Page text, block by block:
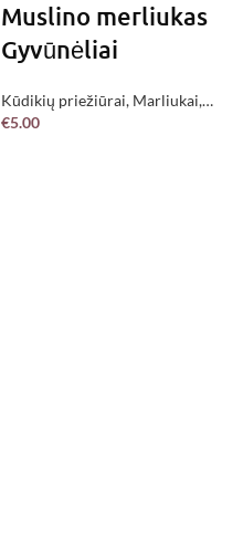
Muslino merliukas
Gyvūnėliai
Kūdikių priežiūrai, Marliukai,
Jau pagaminta !
€5.00